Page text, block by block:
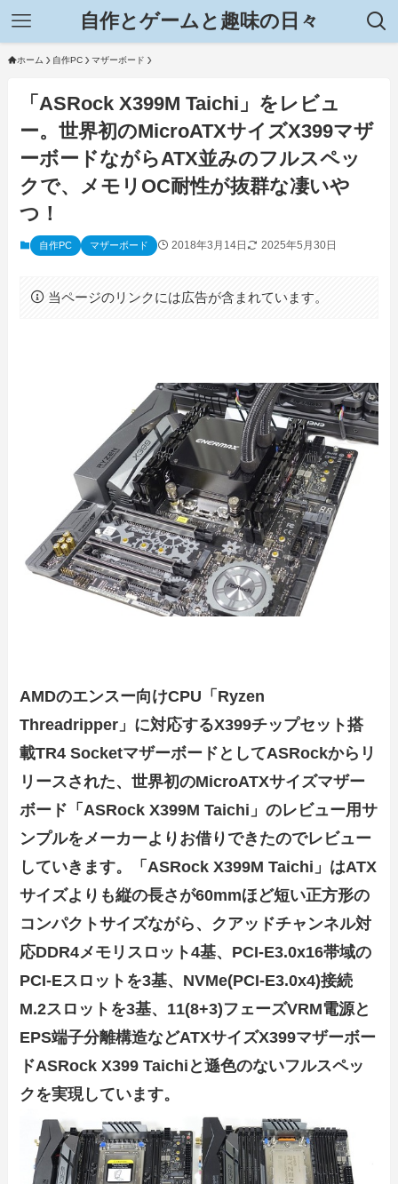
自作とゲームと趣味の日々
ホーム 自作PC マザーボード
「ASRock X399M Taichi」をレビュ
ー。世界初のMicroATXサイズX399マザ
ーボードながらATX並みのフルスペッ
クで、メモリOC耐性が抜群な凄いや
つ！
自作PC マザーボード 2018年3月14日 2025年5月30日
当ページのリンクには広告が含まれています。
AMDのエンスー向けCPU「Ryzen
Threadripper」に対応するX399チップセット搭
載TR4 SocketマザーボードとしてASRockからリ
リースされた、世界初のMicroATXサイズマザー
ボード「ASRock X399M Taichi」のレビュー用サ
ンプルをメーカーよりお借りできたのでレビュー
していきます。「ASRock X399M Taichi」はATX
サイズよりも縦の長さが60mmほど短い正方形の
コンパクトサイズながら、クアッドチャンネル対
応DDR4メモリスロット4基、PCI-E3.0x16帯域の
PCI-Eスロットを3基、NVMe(PCI-E3.0x4)接続
M.2スロットを3基、11(8+3)フェーズVRM電源と
EPS端子分離構造などATXサイズX399マザーボー
ドASRock X399 Taichiと遜色のないフルスペッ
クを実現しています。